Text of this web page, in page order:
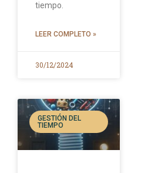
tiempo.
LEER COMPLETO »
30/12/2024
GESTIÓN DEL
TIEMPO